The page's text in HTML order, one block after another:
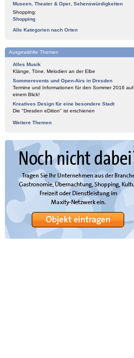
Museen Theater & Oper Sehenswürdigkeiten
Shopping:
Shopping
Alle Kategorien nach Orten
Ausgewählte Themen
Alles Musik
Klänge, Töne, Melodien an der Elbe
Sommerevents und Open-Airs in Dresden
Termine und Informationen für den Sommer 2016 auf
einem Blick!
Kreatives Design für eine besondere Stadt
Die "Dresden eDition" ist erschienen
Weitere Themen